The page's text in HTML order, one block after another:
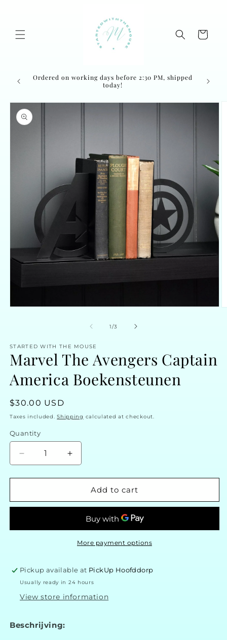
Cart
Ordered on working days before 2:30 PM, shipped
today!
Skip to
product
information
1/of
3
STARTED WITH THE MOUSE
Marvel The Avengers Captain
America Boekensteunen
Regular
price
$30.00 USD
Taxes included.Shipping calculated at checkout.
Quantity
Decrease
quantity
for
The
America
Boekensteunen
Increase
quantity
for
Marvel
The
Captain
America
Boekensteunen
Add to cart
More payment options
Pickup available at PickUp Hoofddorp
Usually ready in 24 hours
View store information
Beschrijving: